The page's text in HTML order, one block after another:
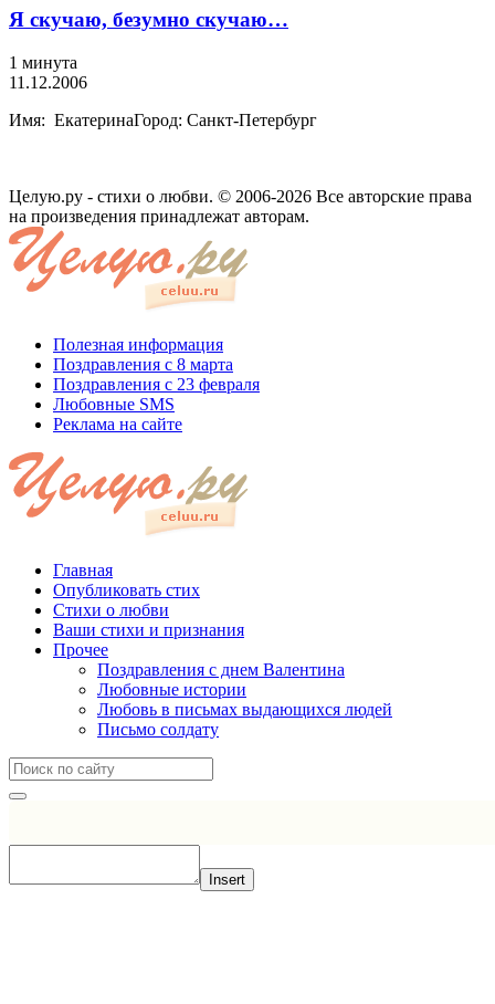
Я скучаю, безумно скучаю…
1 минута
11.12.2006
Имя: ЕкатеринаГород: Санкт-Петербург
Целую.ру - стихи о любви. © 2006-2026 Все авторские права
на произведения принадлежат авторам.
Полезная информация
Поздравления с 8 марта
Поздравления с 23 февраля
Любовные SMS
Реклама на сайте
Главная
Опубликовать стих
Стихи о любви
Ваши стихи и признания
Прочее
Поздравления с днем Валентина
Любовные истории
Любовь в письмах выдающихся людей
Письмо солдату
Insert